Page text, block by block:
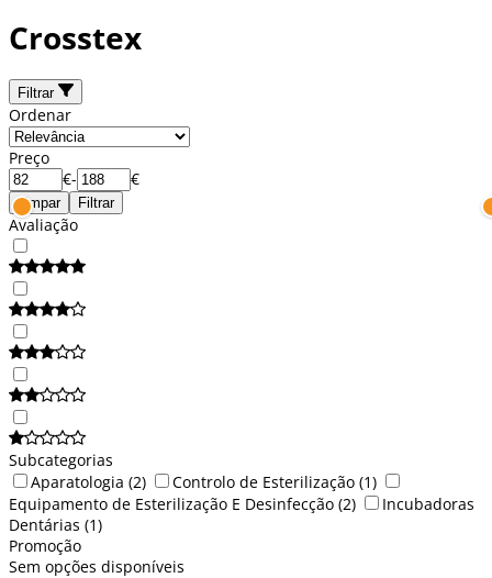
Crosstex
Filtrar
Ordenar
Preço
€- €
Limpar Filtrar
Avaliação
Subcategorias
Aparatologia (2) Controlo de Esterilização (1)
Equipamento de Esterilização E Desinfecção (2)
Incubadoras
Dentárias (1)
Promoção
Sem opções disponíveis